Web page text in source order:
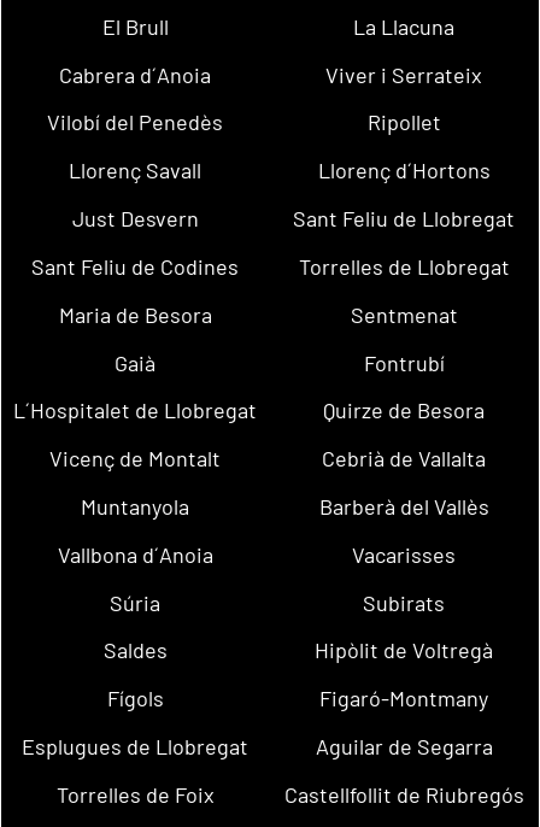
El Brull
La Llacuna
Cabrera d´Anoia
Viver i Serrateix
Vilobí del Penedès
Ripollet
Llorenç Savall
Llorenç d´Hortons
Just Desvern
Sant Feliu de Llobregat
Sant Feliu de Codines
Torrelles de Llobregat
Maria de Besora
Sentmenat
Gaià
Fontrubí
L´Hospitalet de Llobregat
Quirze de Besora
Vicenç de Montalt
Cebrià de Vallalta
Muntanyola
Barberà del Vallès
Vallbona d´Anoia
Vacarisses
Súria
Subirats
Saldes
Hipòlit de Voltregà
Fígols
Figaró-Montmany
Esplugues de Llobregat
Aguilar de Segarra
Torrelles de Foix
Castellfollit de Riubregós